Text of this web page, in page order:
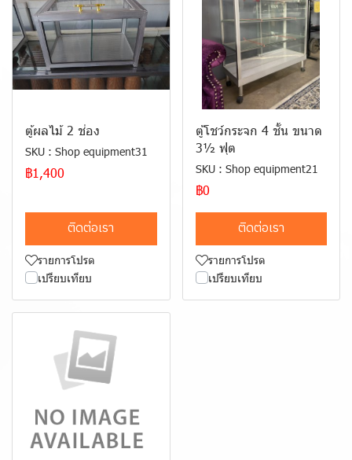
ตู้ผลไม้ 2 ช่อง
SKU : Shop equipment31
฿1,400
ติดต่อเรา
รายการโปรด
เปรียบเทียบ
ตู้โชว์กระจก 4 ชั้น ขนาด
3½ ฟุต
SKU : Shop equipment21
฿0
ติดต่อเรา
รายการโปรด
เปรียบเทียบ